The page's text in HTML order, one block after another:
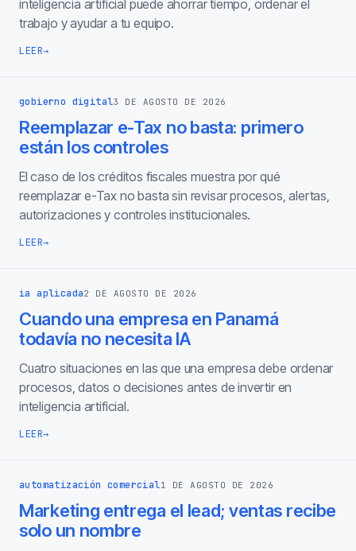
inteligencia artificial puede ahorrar tiempo, ordenar el
trabajo y ayudar a tu equipo.
LEER→
gobierno digital3 DE AGOSTO DE 2026
Reemplazar e-Tax no basta: primero
están los controles
El caso de los créditos fiscales muestra por qué
reemplazar e-Tax no basta sin revisar procesos, alertas,
autorizaciones y controles institucionales.
LEER→
ia aplicada2 DE AGOSTO DE 2026
Cuando una empresa en Panamá
todavía no necesita IA
Cuatro situaciones en las que una empresa debe ordenar
procesos, datos o decisiones antes de invertir en
inteligencia artificial.
LEER→
automatización comercial1 DE AGOSTO DE 2026
Marketing entrega el lead; ventas recibe
solo un nombre